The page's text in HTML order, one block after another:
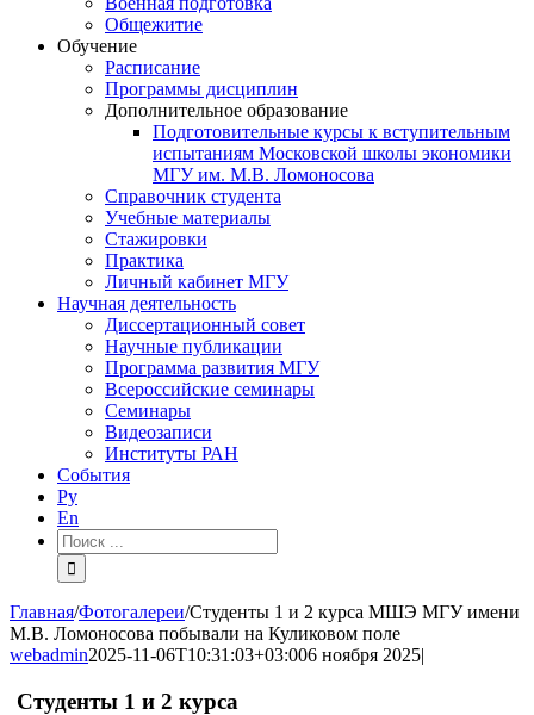
Общежитие
Обучение
Расписание
Программы дисциплин
Дополнительное образование
Подготовительные курсы к вступительным
испытаниям Московской школы экономики
МГУ им. М.В. Ломоносова
Справочник студента
Учебные материалы
Стажировки
Практика
Личный кабинет МГУ
Научная деятельность
Диссертационный совет
Научные публикации
Программа развития МГУ
Всероссийские семинары
Семинары
Видеозаписи
Институты РАН
События
Ру
En
Результат
поиска:
Главная/Фотогалереи/Студенты 1 и 2 курса МШЭ МГУ имени
М.В. Ломоносова побывали на Куликовом поле
webadmin2025-11-06T10:31:03+03:006 ноября 2025|
Студенты 1 и 2 курса